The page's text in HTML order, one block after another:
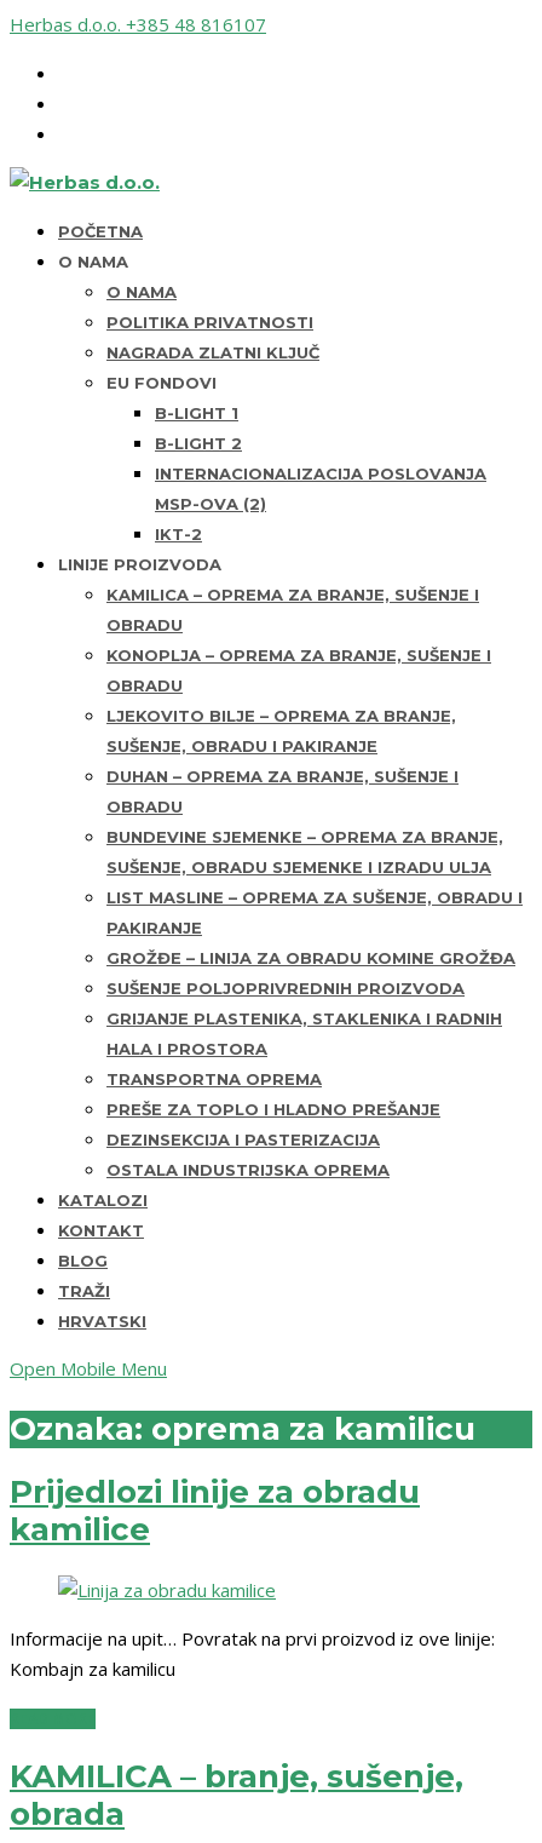
Herbas d.o.o. +385 48 816107
POČETNA
O NAMA
O NAMA
POLITIKA PRIVATNOSTI
NAGRADA ZLATNI KLJUČ
EU FONDOVI
B-LIGHT 1
B-LIGHT 2
INTERNACIONALIZACIJA POSLOVANJA
MSP-OVA (2)
IKT-2
LINIJE PROIZVODA
KAMILICA – OPREMA ZA BRANJE, SUŠENJE I
OBRADU
KONOPLJA – OPREMA ZA BRANJE, SUŠENJE I
OBRADU
LJEKOVITO BILJE – OPREMA ZA BRANJE,
SUŠENJE, OBRADU I PAKIRANJE
DUHAN – OPREMA ZA BRANJE, SUŠENJE I
OBRADU
BUNDEVINE SJEMENKE – OPREMA ZA BRANJE,
SUŠENJE, OBRADU SJEMENKE I IZRADU ULJA
LIST MASLINE – OPREMA ZA SUŠENJE, OBRADU I
PAKIRANJE
GROŽĐE – LINIJA ZA OBRADU KOMINE GROŽĐA
SUŠENJE POLJOPRIVREDNIH PROIZVODA
GRIJANJE PLASTENIKA, STAKLENIKA I RADNIH
HALA I PROSTORA
TRANSPORTNA OPREMA
PREŠE ZA TOPLO I HLADNO PREŠANJE
DEZINSEKCIJA I PASTERIZACIJA
OSTALA INDUSTRIJSKA OPREMA
KATALOZI
KONTAKT
BLOG
TRAŽI
HRVATSKI
Open Mobile Menu
Oznaka: oprema za kamilicu
Prijedlozi linije za obradu
kamilice
Informacije na upit… Povratak na prvi proizvod iz ove linije:
Kombajn za kamilicu
KAMILICA – branje, sušenje,
obrada